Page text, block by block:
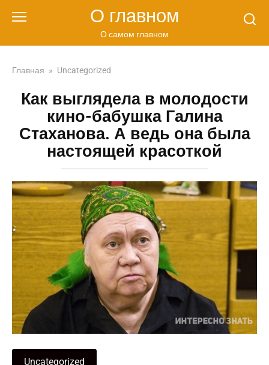
О главном
О самом главном
Главная » Uncategorized
Как выглядела в молодости
кино-бабушка Галина
Стаханова. А ведь она была
настоящей красоткой
Uncategorized